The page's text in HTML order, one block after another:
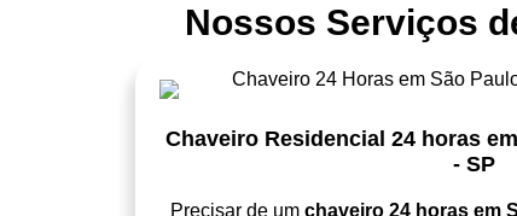
Nossos Serviços
Chaveiro Residencial 24 horas
- SP
Precisar de um chaveiro 24 horas em